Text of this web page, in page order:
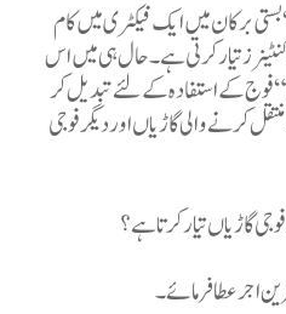
برکان میں ایک فیکٹری میں کام
تیار کرتی ہے۔ حال ہی میں اس
فوج کے استفادہ کے لئے تبدیل کر
کرنے والی گاڑیاں اور دیگر فوجی
گاڑیاں تیار کرتا ہے؟
اجر عطا فرمائے۔